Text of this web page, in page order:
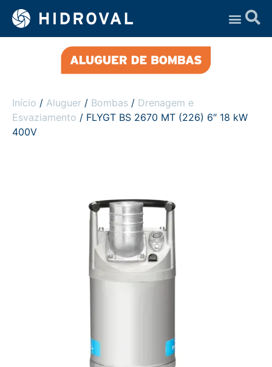
Início / Aluguer / Bombas / Drenagem e
Esvaziamento / FLYGT BS 2670 MT (226) 6″ 18 kW
400V